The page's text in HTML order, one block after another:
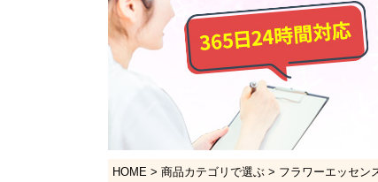
HOME 商品カテゴリで選ぶ フラワーエッセン